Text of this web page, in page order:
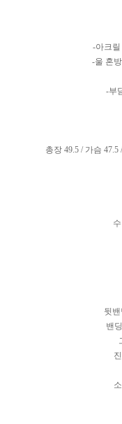
-아크릴
-울 혼
-부
총장 49.5 / 가슴
뒷
밴